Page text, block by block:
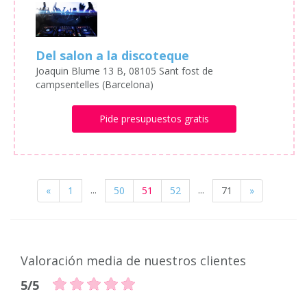
Del salon a la discoteque
Joaquin Blume 13 B, 08105 Sant fost de
campsentelles (Barcelona)
Pide presupuestos gratis
« 1 ... 50 51 52 ... 71 »
Valoración media de nuestros clientes
5/5